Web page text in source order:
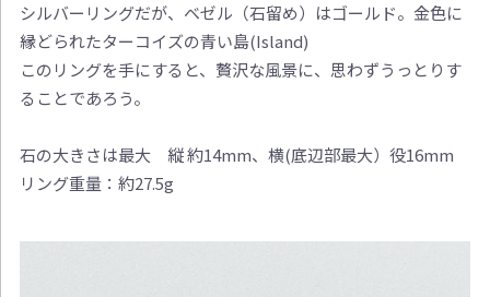
シルバーリングだが、ベゼル（石留め）はゴールド。金色に
縁どられたターコイズの青い島(Island)
このリングを手にすると、贅沢な風景に、思わずうっとりす
ることであろう。
石の大きさは最大 縦 約14mm、横(底辺部最大）役16mm
リング重量：約27.5g